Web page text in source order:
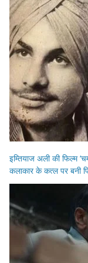
इम्तियाज अली की फिल्म
कलाकार के कत्ल पर बनी